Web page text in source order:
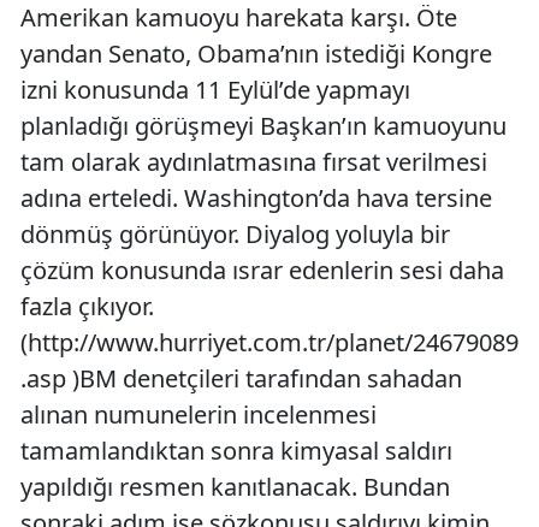
Amerikan kamuoyu harekata karşı. Öte
yandan Senato, Obama’nın istediği Kongre
izni konusunda 11 Eylül’de yapmayı
planladığı görüşmeyi Başkan’ın kamuoyunu
tam olarak aydınlatmasına fırsat verilmesi
adına erteledi. Washington’da hava tersine
dönmüş görünüyor. Diyalog yoluyla bir
çözüm konusunda ısrar edenlerin sesi daha
fazla çıkıyor.
(http://www.hurriyet.com.tr/planet/24679089
.asp )BM denetçileri tarafından sahadan
alınan numunelerin incelenmesi
tamamlandıktan sonra kimyasal saldırı
yapıldığı resmen kanıtlanacak. Bundan